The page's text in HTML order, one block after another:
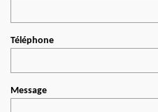
Téléphone
Message